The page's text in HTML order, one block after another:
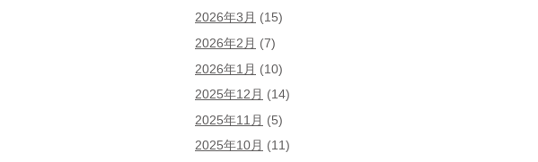
2026年3月 (15)
2026年2月 (7)
2026年1月 (10)
2025年12月 (14)
2025年11月 (5)
2025年10月 (11)